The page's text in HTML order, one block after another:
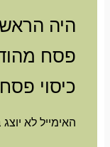
היה
כיסוי
האימייל לא יוצג